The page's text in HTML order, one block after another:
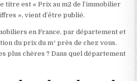
titre est « Prix au m2 de l’immobilier
», vient d’être publié.
en France, par département et
du prix du m² près de chez vous.
plus chères ? Dans quel département